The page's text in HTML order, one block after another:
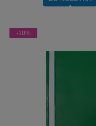
Album na zdjęcia 10x15
miejscem na opis
-10%